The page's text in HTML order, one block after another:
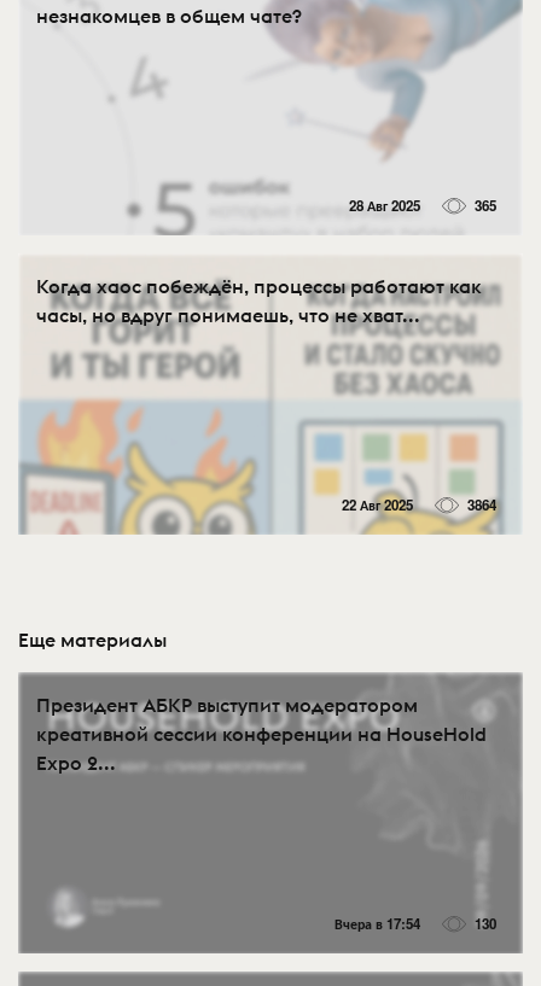
незнакомцев в общем чате?
28 Авг 2025 365
Когда хаос побеждён, процессы работают как
часы, но вдруг понимаешь, что не хват...
22 Авг 2025 3864
Еще материалы
Президент АБКР выступит модератором
креативной сессии конференции на HouseHold
Expo 2...
Вчера в 17:54 130